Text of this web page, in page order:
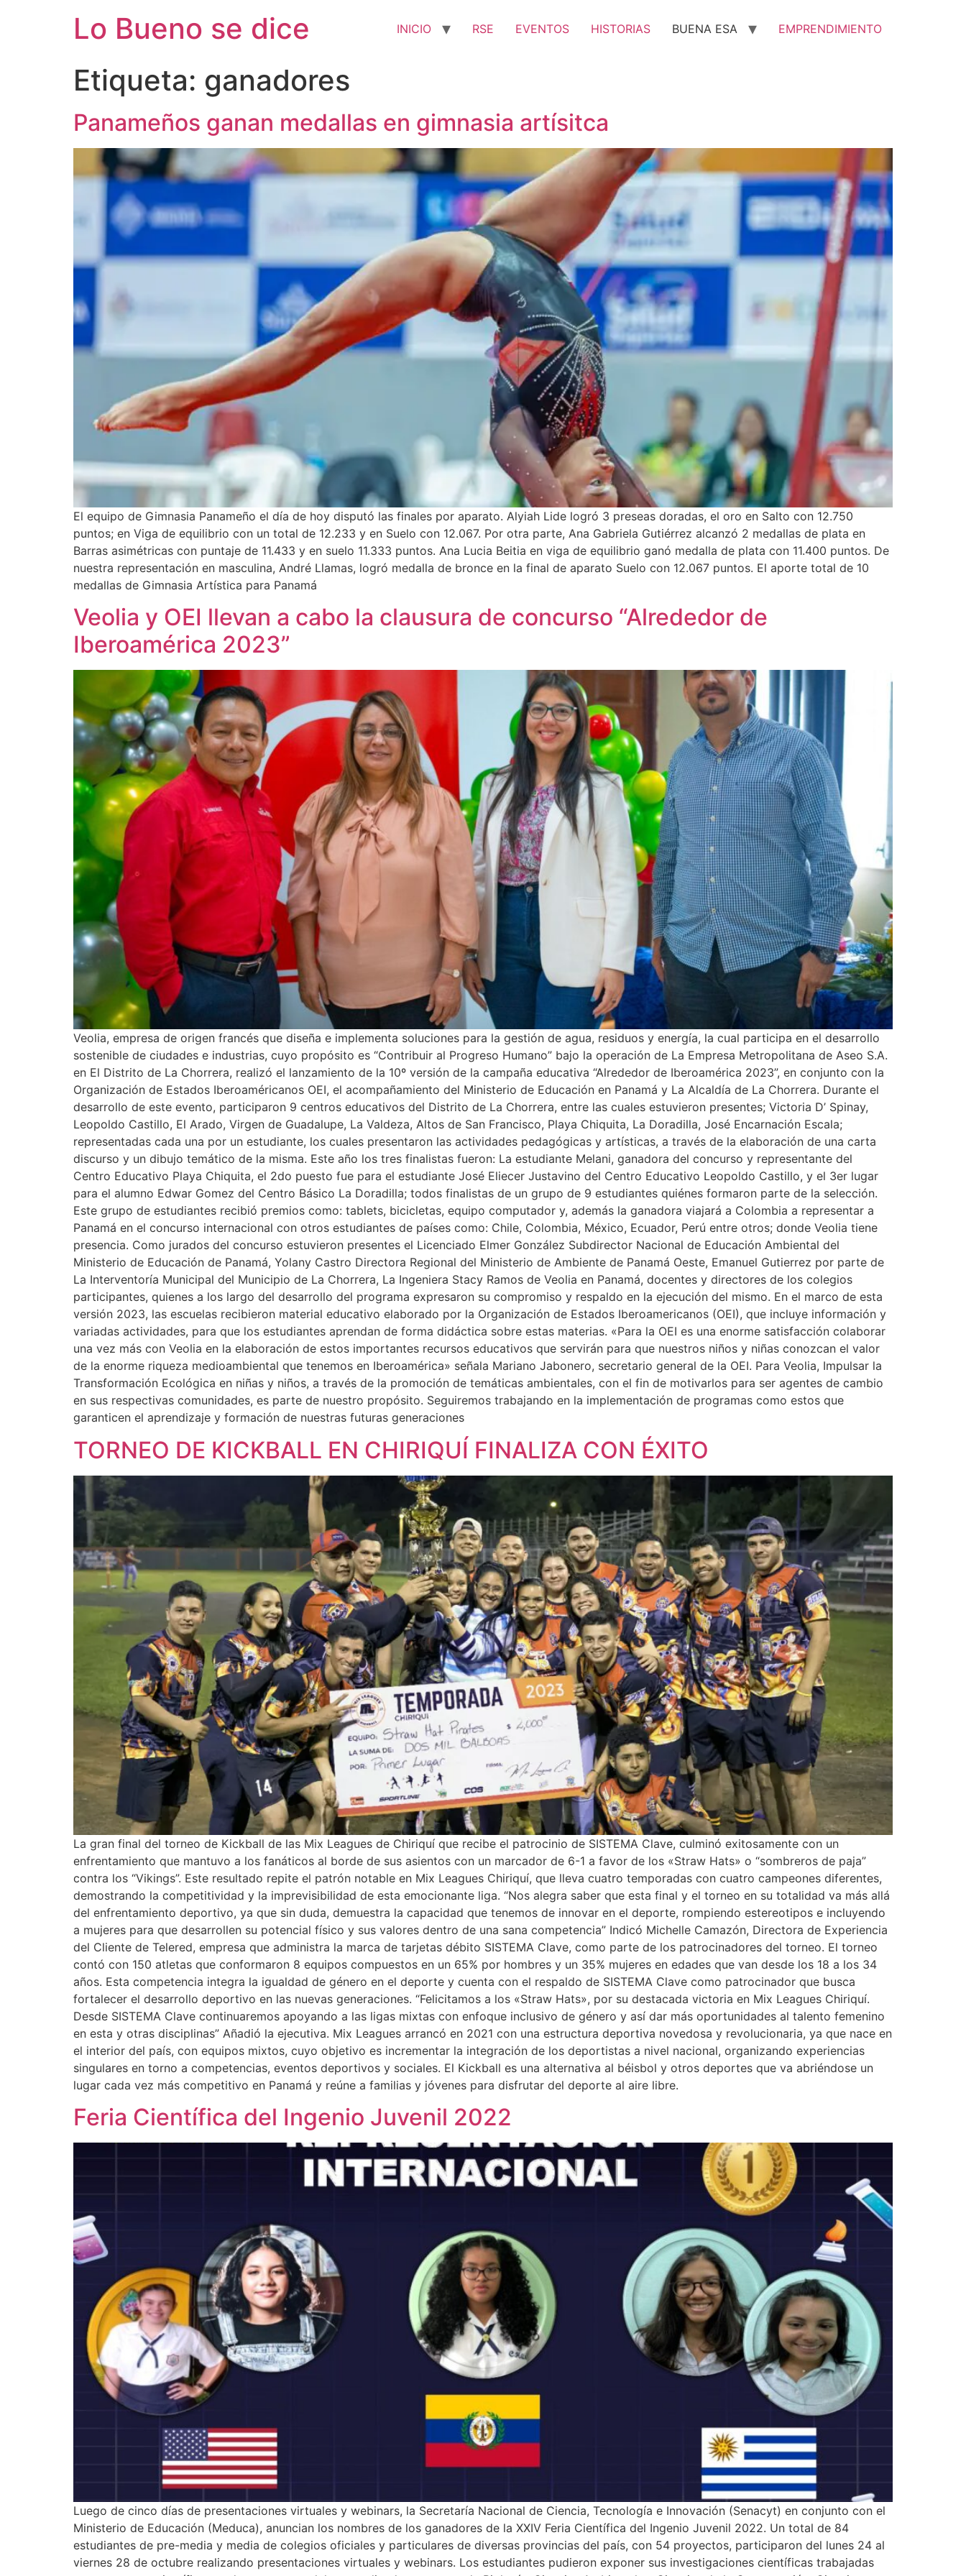
Lo Bueno se dice INICIO RSE EVENTOS HISTORIAS BUENA ESA EMPRENDIMIENTO
Etiqueta: ganadores
Panameños ganan medallas en gimnasia artísitca
El equipo de Gimnasia Panameño el día de hoy disputó las finales por aparato. Alyiah Lide logró 3 preseas doradas, el oro en Salto con 12.750
puntos; en Viga de equilibrio con un total de 12.233 y en Suelo con 12.067. Por otra parte, Ana Gabriela Gutiérrez alcanzó 2 medallas de plata en
Barras asimétricas con puntaje de 11.433 y en suelo 11.333 puntos. Ana Lucia Beitia en viga de equilibrio ganó medalla de plata con 11.400 puntos. De
nuestra representación en masculina, André Llamas, logró medalla de bronce en la final de aparato Suelo con 12.067 puntos. El aporte total de 10
medallas de Gimnasia Artística para Panamá
Veolia y OEI llevan a cabo la clausura de concurso “Alrededor de
Iberoamérica 2023”
Veolia, empresa de origen francés que diseña e implementa soluciones para la gestión de agua, residuos y energía, la cual participa en el desarrollo
sostenible de ciudades e industrias, cuyo propósito es “Contribuir al Progreso Humano” bajo la operación de La Empresa Metropolitana de Aseo S.A.
en El Distrito de La Chorrera, realizó el lanzamiento de la 10º versión de la campaña educativa “Alrededor de Iberoamérica 2023”, en conjunto con la
Organización de Estados Iberoaméricanos OEI, el acompañamiento del Ministerio de Educación en Panamá y La Alcaldía de La Chorrera. Durante el
desarrollo de este evento, participaron 9 centros educativos del Distrito de La Chorrera, entre las cuales estuvieron presentes; Victoria D’ Spinay,
Leopoldo Castillo, El Arado, Virgen de Guadalupe, La Valdeza, Altos de San Francisco, Playa Chiquita, La Doradilla, José Encarnación Escala;
representadas cada una por un estudiante, los cuales presentaron las actividades pedagógicas y artísticas, a través de la elaboración de una carta
discurso y un dibujo temático de la misma. Este año los tres finalistas fueron: La estudiante Melani, ganadora del concurso y representante del
Centro Educativo Playa Chiquita, el 2do puesto fue para el estudiante José Eliecer Justavino del Centro Educativo Leopoldo Castillo, y el 3er lugar
para el alumno Edwar Gomez del Centro Básico La Doradilla; todos finalistas de un grupo de 9 estudiantes quiénes formaron parte de la selección.
Este grupo de estudiantes recibió premios como: tablets, bicicletas, equipo computador y, además la ganadora viajará a Colombia a representar a
Panamá en el concurso internacional con otros estudiantes de países como: Chile, Colombia, México, Ecuador, Perú entre otros; donde Veolia tiene
presencia. Como jurados del concurso estuvieron presentes el Licenciado Elmer González Subdirector Nacional de Educación Ambiental del
Ministerio de Educación de Panamá, Yolany Castro Directora Regional del Ministerio de Ambiente de Panamá Oeste, Emanuel Gutierrez por parte de
La Interventoría Municipal del Municipio de La Chorrera, La Ingeniera Stacy Ramos de Veolia en Panamá, docentes y directores de los colegios
participantes, quienes a los largo del desarrollo del programa expresaron su compromiso y respaldo en la ejecución del mismo. En el marco de esta
versión 2023, las escuelas recibieron material educativo elaborado por la Organización de Estados Iberoamericanos (OEI), que incluye información y
variadas actividades, para que los estudiantes aprendan de forma didáctica sobre estas materias. «Para la OEI es una enorme satisfacción colaborar
una vez más con Veolia en la elaboración de estos importantes recursos educativos que servirán para que nuestros niños y niñas conozcan el valor
de la enorme riqueza medioambiental que tenemos en Iberoamérica» señala Mariano Jabonero, secretario general de la OEI. Para Veolia, Impulsar la
Transformación Ecológica en niñas y niños, a través de la promoción de temáticas ambientales, con el fin de motivarlos para ser agentes de cambio
en sus respectivas comunidades, es parte de nuestro propósito. Seguiremos trabajando en la implementación de programas como estos que
garanticen el aprendizaje y formación de nuestras futuras generaciones
TORNEO DE KICKBALL EN CHIRIQUÍ FINALIZA CON ÉXITO
La gran final del torneo de Kickball de las Mix Leagues de Chiriquí que recibe el patrocinio de SISTEMA Clave, culminó exitosamente con un
enfrentamiento que mantuvo a los fanáticos al borde de sus asientos con un marcador de 6-1 a favor de los «Straw Hats» o “sombreros de paja”
contra los “Vikings”. Este resultado repite el patrón notable en Mix Leagues Chiriquí, que lleva cuatro temporadas con cuatro campeones diferentes,
demostrando la competitividad y la imprevisibilidad de esta emocionante liga. “Nos alegra saber que esta final y el torneo en su totalidad va más allá
del enfrentamiento deportivo, ya que sin duda, demuestra la capacidad que tenemos de innovar en el deporte, rompiendo estereotipos e incluyendo
a mujeres para que desarrollen su potencial físico y sus valores dentro de una sana competencia” Indicó Michelle Camazón, Directora de Experiencia
del Cliente de Telered, empresa que administra la marca de tarjetas débito SISTEMA Clave, como parte de los patrocinadores del torneo. El torneo
contó con 150 atletas que conformaron 8 equipos compuestos en un 65% por hombres y un 35% mujeres en edades que van desde los 18 a los 34
años. Esta competencia integra la igualdad de género en el deporte y cuenta con el respaldo de SISTEMA Clave como patrocinador que busca
fortalecer el desarrollo deportivo en las nuevas generaciones. “Felicitamos a los «Straw Hats», por su destacada victoria en Mix Leagues Chiriquí.
Desde SISTEMA Clave continuaremos apoyando a las ligas mixtas con enfoque inclusivo de género y así dar más oportunidades al talento femenino
en esta y otras disciplinas” Añadió la ejecutiva. Mix Leagues arrancó en 2021 con una estructura deportiva novedosa y revolucionaria, ya que nace en
el interior del país, con equipos mixtos, cuyo objetivo es incrementar la integración de los deportistas a nivel nacional, organizando experiencias
singulares en torno a competencias, eventos deportivos y sociales. El Kickball es una alternativa al béisbol y otros deportes que va abriéndose un
lugar cada vez más competitivo en Panamá y reúne a familias y jóvenes para disfrutar del deporte al aire libre.
Feria Científica del Ingenio Juvenil 2022
Luego de cinco días de presentaciones virtuales y webinars, la Secretaría Nacional de Ciencia, Tecnología e Innovación (Senacyt) en conjunto con el
Ministerio de Educación (Meduca), anuncian los nombres de los ganadores de la XXIV Feria Científica del Ingenio Juvenil 2022. Un total de 84
estudiantes de pre-media y media de colegios oficiales y particulares de diversas provincias del país, con 54 proyectos, participaron del lunes 24 al
viernes 28 de octubre realizando presentaciones virtuales y webinars. Los estudiantes pudieron exponer sus investigaciones científicas trabajadas